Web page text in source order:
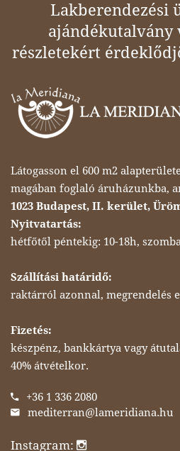
Lakberendezési
ajándékutalvány
részletekért
Látogasson el 600 m2
magában foglaló áruházunkba,
1023 Budapest, II. kerület,
Nyitvatartás:
hétfőtől péntekig: 10-18h,
Szállítási határidő:
raktárról azonnal, megrendelés
Fizetés:
készpénz, bankkártya vagy
40% átvételkor.
+36 1 336 2080
mediterran@lameridiana.hu
Instagram: